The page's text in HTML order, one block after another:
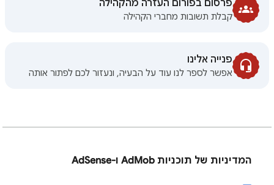
פרסום בפורום העזרה מהקהילה
קבלת תשובות מחברי הקהילה
פנייה אלינו
אפשר לספר לנו עוד על הבעיה, ונעזור לכם לפתור אותה
המדיניות של תוכניות AdMob ו-AdSense